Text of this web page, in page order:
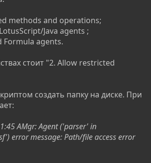
methods and operations;
Java agents ;
Formula agents.
стоит "2. Allow restricted
создать папку на диске. При
AMgr: Agent ('parser' in
error message: Path/file access error